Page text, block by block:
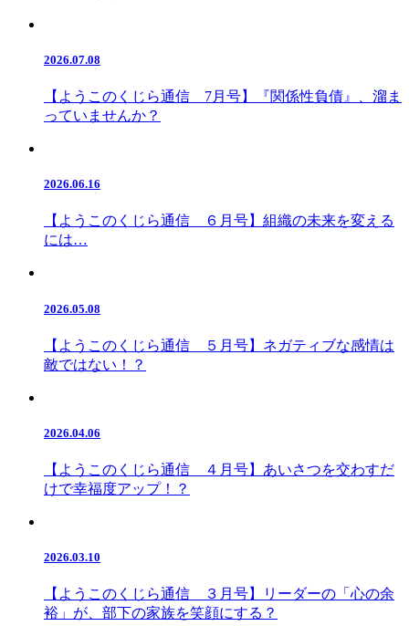
2026.07.08
【ようこのくじら通信 7月号】『関係性負債』、溜ま
っていませんか？
2026.06.16
【ようこのくじら通信 ６月号】組織の未来を変える
には…
2026.05.08
【ようこのくじら通信 ５月号】ネガティブな感情は
敵ではない！？
2026.04.06
【ようこのくじら通信 ４月号】あいさつを交わすだ
けで幸福度アップ！？
2026.03.10
【ようこのくじら通信 ３月号】リーダーの「心の余
裕」が、部下の家族を笑顔にする？